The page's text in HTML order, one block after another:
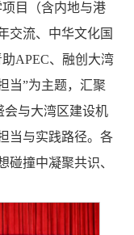
目（含内地与港
交流、中华文化国
APEC、融创大湾
当”为主题，汇聚
会与大湾区建设机
当与实践路径。各
碰撞中凝聚共识、